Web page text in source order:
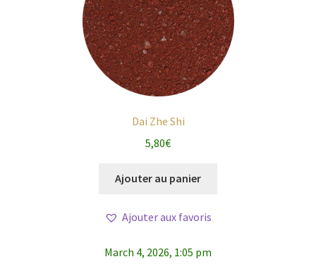
Dai Zhe Shi
5,80€
Ajouter au panier
Ajouter aux favoris
March 4, 2026, 1:05 pm